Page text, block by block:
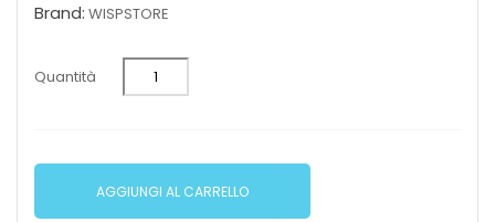
Brand: WISPSTORE
Quantità
AGGIUNGI AL CARRELLO